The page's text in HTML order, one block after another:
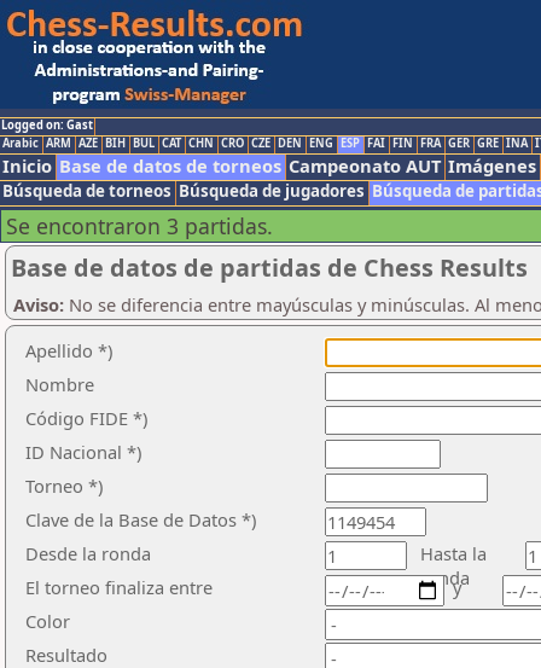
Logged on: Gast
Arabic ARM AZE BIH BUL CAT CHN CRO CZE DEN ENG ESP FAI FIN FRA GER GRE INA
Inicio Base de datos de torneos Campeonato AUT Imágenes
Búsqueda de torneos Búsqueda de jugadores Búsqueda de
Se encontraron 3 partidas.
Base de datos de partidas de Chess Results
Aviso: No se diferencia entre mayúsculas y minúsculas. Al
Apellido *)
Nombre
Código FIDE *)
ID Nacional *)
Torneo *)
Clave de la Base de Datos *)
Desde la ronda
Hasta la
ronda
El torneo finaliza entre
Color
Resultado
y